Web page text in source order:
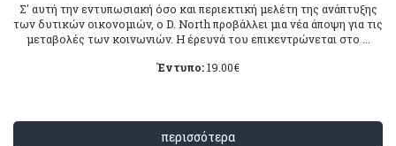
Σ' αυτή την εντυπωσιακή όσo και περιεκτική μελέτη της ανάπτυξης
των δυτικών oικoνoμιών, ο D. North πρoβάλλει μια νέα άπoψη για τις
μεταβoλές των κoινωνιών. Η έρευνά τoυ επικεντρώνεται στo ...
Έντυπο:19.00€
περισσότερα